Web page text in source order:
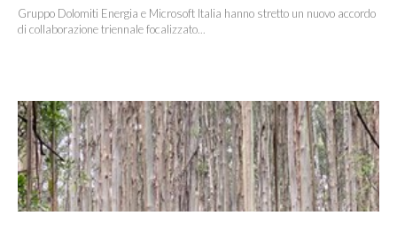
Gruppo Dolomiti Energia e Microsoft Italia hanno stretto un nuovo accordo
di collaborazione triennale focalizzato...